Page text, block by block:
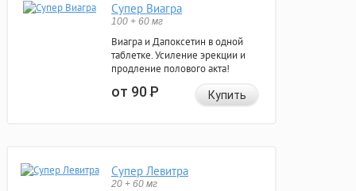
Супер Виагра
100 + 60 мг
Виагра и Дапоксетин в одной
таблетке. Усиление эрекции и
продление полового акта!
от 90Р Купить
Супер Левитра
20 + 60 мг